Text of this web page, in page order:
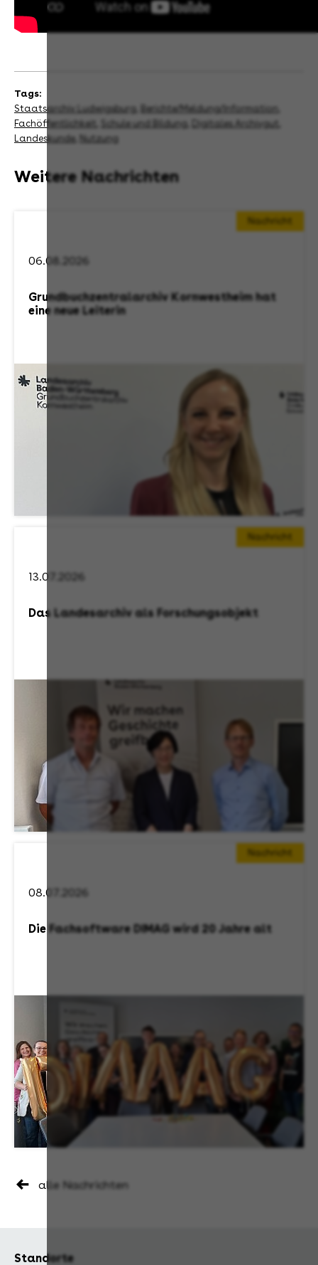
Tags:
Staatsarchiv Ludwigsburg
Berichte/Meldung/Information
Fachöffentlichkeit
Schule und Bildung Digitales Archivgut
Landeskunde
Nutzung
Weitere Nachrichten
Nachricht
06.08.2026
Grundbuchzentralarchiv Kornwestheim hat
eine neue Leiterin
Nachricht
13.07.2026
Das Landesarchiv als Forschungsobjekt
Nachricht
08.07.2026
Die Fachsoftware DIMAG wird 20 Jahre alt
alle Nachrichten
Standorte